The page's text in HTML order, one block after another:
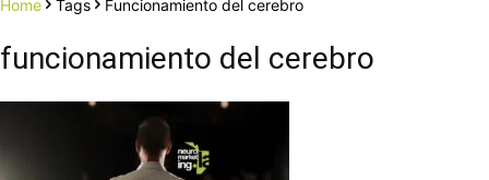
Home Tags Funcionamiento del cerebro
funcionamiento del cerebro